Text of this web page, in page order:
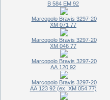
В 584 ЕМ 92
Marcopolo Bravis 3297-20
ХМ 071 77
Marcopolo Bravis 3297-20
ХМ 046 77
Marcopolo Bravis 3297-20
АА 120 92
Marcopolo Bravis 3297-20
АА 123 92 (ех. ХМ 054 77)